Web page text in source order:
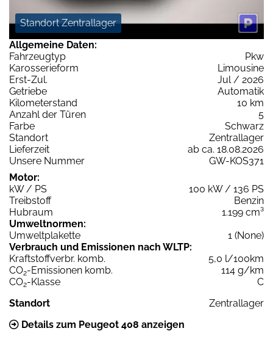
Standort Zentrallager
Allgemeine Daten:
Fahrzeugtyp
Pkw
Karosserieform
Limousine
Erst-Zul.
Jul / 2026
Getriebe
Automatik
Kilometerstand
10 km
Anzahl der Türen
5
Farbe
Schwarz
Standort
Zentrallager
Lieferzeit
ab ca. 18.08.2026
Unsere Nummer
GW-KOS371
Motor:
kW / PS
100 kW / 136 PS
Treibstoff
Benzin
Hubraum
1.199 cm³
Umweltnormen:
Umweltplakette
1 (None)
Verbrauch und Emissionen nach WLTP:
Kraftstoffverbr. komb.
5,0 l/100km
CO2-Emissionen komb.
114 g/km
CO2-Klasse
C
Standort
Zentrallager
Details zum Peugeot 408 anzeigen